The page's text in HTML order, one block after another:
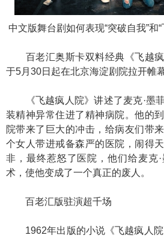
中文版舞台剧如何表现“突破自我”和“
百老汇奥斯卡双料经典《飞越疯
于5月30日起在北京海淀剧院拉开帷幕
《飞越疯人院》讲述了麦克·墨
装精神异常住进了精神病院。他的
院带来了巨大的冲击，给病友们带
个女人带进戒备森严的医院，闹得
非，最终惹怒了医院，他们给麦克
术，使他变成了一个真正的废人。
百老汇版驻演超千场
1962年出版的小说《飞越疯人院